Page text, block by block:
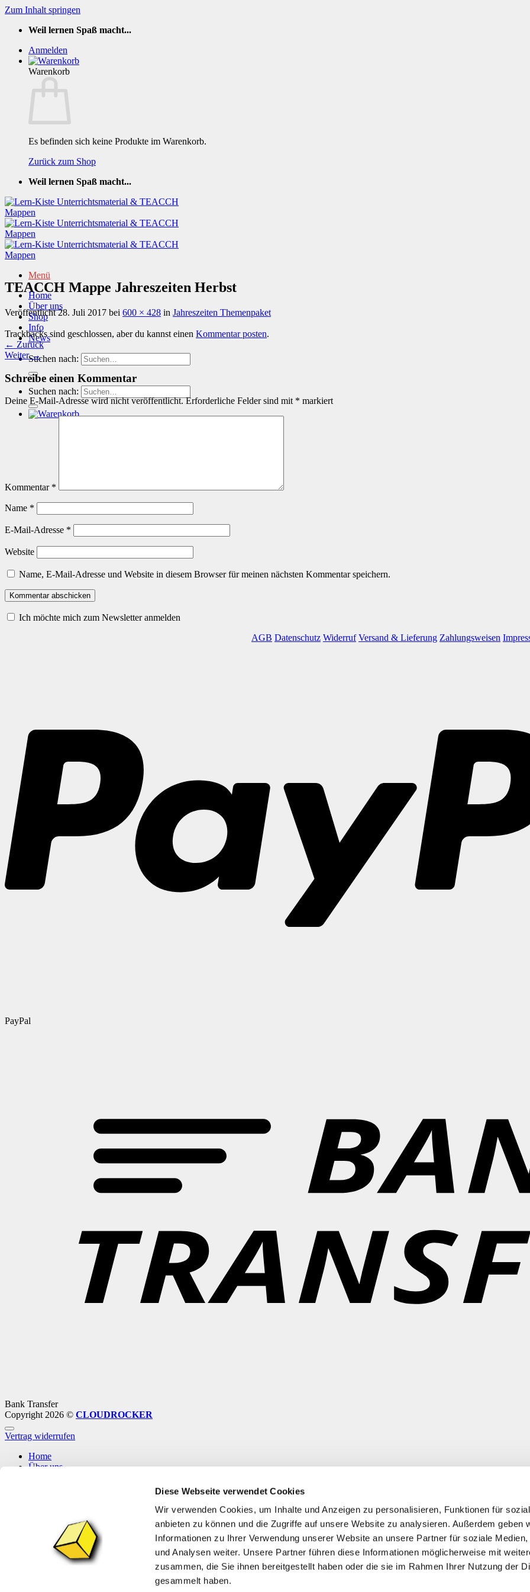
Diese Webseite verwendet Cookies
Wir verwenden Cookies, um Inhalte und Anzeigen zu personalisieren, Funktionen für
anbieten zu können und die Zugriffe auf unsere Website zu analysieren. Außerdem geben
Informationen zu Ihrer Verwendung unserer Website an unsere Partner für soziale Medien,
und Analysen weiter. Unsere Partner führen diese Informationen möglicherweise mit
zusammen, die Sie ihnen bereitgestellt haben oder die sie im Rahmen Ihrer Nutzung der
gesammelt haben.
Zum Inhalt springen
Weil lernen Spaß macht...
Anmelden
Warenkorb
Es befinden sich keine Produkte im Warenkorb.
Zurück zum Shop
Weil lernen Spaß macht...
Menü
Home
Über uns
Shop
Info
News
Suchen nach:
Suchen nach:
TEACCH Mappe Jahreszeiten Herbst
Veröffentlicht28. Juli 2017 bei 600 × 428 in Jahreszeiten Themenpaket
Trackbacks sind geschlossen, aber du kannst einen Kommentar posten.
← Zurück
Weiter→
Schreibe einen Kommentar
Deine E-Mail-Adresse wird nicht veröffentlicht. Erforderliche Felder sind mit * markiert
Kommentar *
Name *
E-Mail-Adresse *
Website
Name, E-Mail-Adresse und Website in diesem Browser für meinen nächsten Kommentar speichern.
Ich möchte mich zum Newsletter anmelden
AGB Datenschutz Widerruf Versand & Lieferung Zahlungsweisen
PayPal
Bank Transfer
Copyright 2026 © CLOUDROCKER
Vertrag widerrufen
Home
Über uns
Anmelden
Erforderlich